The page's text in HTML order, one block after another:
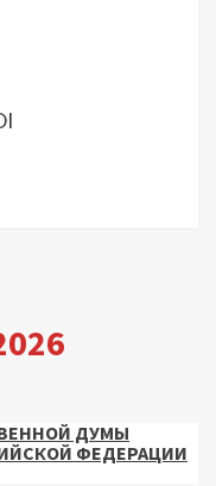
ДУМЫ
ФЕДЕРАЦИИ